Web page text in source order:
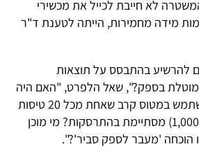
לא חייבת לכייל את מכשירי
מידה מחמירות, הייתה לטענת ד"ר
להרשיע בהתבסס על תוצאות
מוטלת בספק?", שאל הלפרט, "האם היה
חיל האוויר מסכים להשתמש במטוס קרב שאחת מכל 20 טיסות
שלו (או 100, או אפילו 1,000) מסתיימת בהתרסקות? מי מוכן
הוכחה 'מעבר לספק סביר'?".